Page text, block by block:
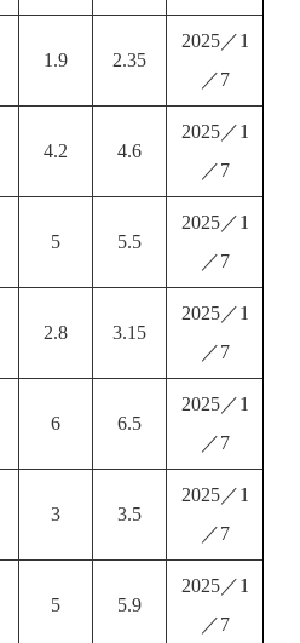
1.9 2.35
2025／1
／7
4.2 4.6
2025／1
／7
5 5.5
2025／1
／7
2.8 3.15
2025／1
／7
6 6.5
2025／1
／7
3 3.5
2025／1
／7
5 5.9
2025／1
／7